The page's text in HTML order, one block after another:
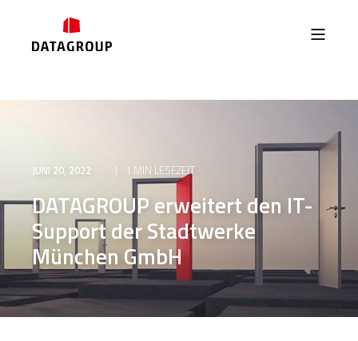
JUNI 20, 2022 1 MIN LESEZEIT
DATAGROUP erweitert den IT-
Support der Stadtwerke
München GmbH